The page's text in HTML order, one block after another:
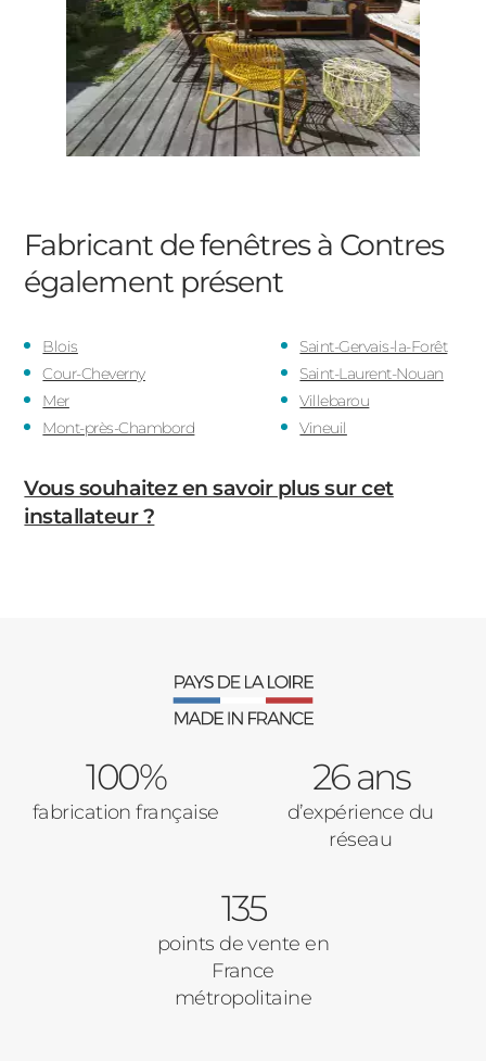
Fabricant de fenêtres à Contres
également présent
Blois
Cour-Cheverny
Mer
Mont-près-Chambord
Saint-Gervais-la-Forêt
Saint-Laurent-Nouan
Villebarou
Vineuil
Vous souhaitez en savoir plus sur cet
installateur ?
100%
fabrication française
26 ans
d’expérience du
réseau
135
points de vente en
France
métropolitaine